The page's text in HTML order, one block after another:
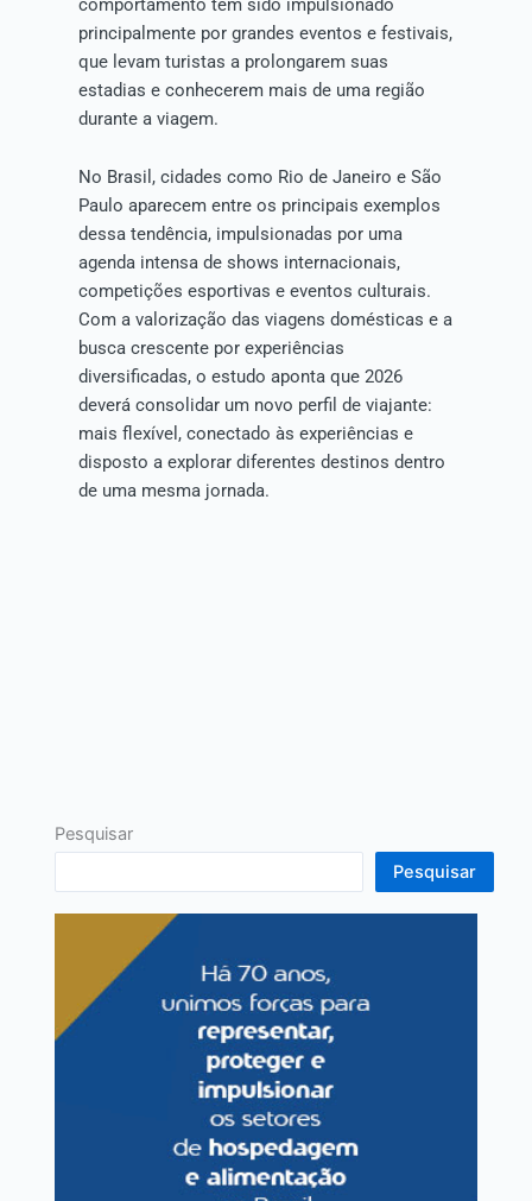
comportamento tem sido impulsionado
principalmente por grandes eventos e festivais,
que levam turistas a prolongarem suas
estadias e conhecerem mais de uma região
durante a viagem.
No Brasil, cidades como Rio de Janeiro e São
Paulo aparecem entre os principais exemplos
dessa tendência, impulsionadas por uma
agenda intensa de shows internacionais,
competições esportivas e eventos culturais.
Com a valorização das viagens domésticas e a
busca crescente por experiências
diversificadas, o estudo aponta que 2026
deverá consolidar um novo perfil de viajante:
mais flexível, conectado às experiências e
disposto a explorar diferentes destinos dentro
de uma mesma jornada.
Pesquisar
Pesquisar